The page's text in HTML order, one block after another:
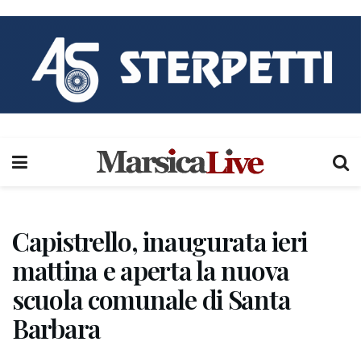
Capistrello, inaugurata ieri
mattina e aperta la nuova
scuola comunale di Santa
Barbara